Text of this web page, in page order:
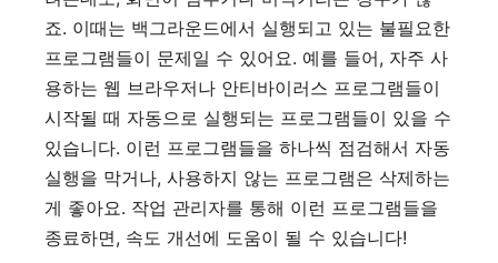
죠. 이때는 백그라운드에서 실행되고 있는 불필요한
프로그램들이 문제일 수 있어요. 예를 들어, 자주 사
용하는 웹 브라우저나 안티바이러스 프로그램들이
시작될 때 자동으로 실행되는 프로그램들이 있을 수
있습니다. 이런 프로그램들을 하나씩 점검해서 자동
실행을 막거나, 사용하지 않는 프로그램은 삭제하는
게 좋아요. 작업 관리자를 통해 이런 프로그램들을
종료하면, 속도 개선에 도움이 될 수 있습니다!